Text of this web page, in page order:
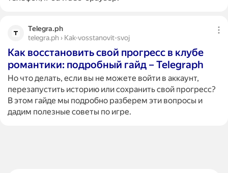
Telegra.ph
telegra.ph › Kak-vosstanovit-svoj
Как восстановить свой прогресс в клубе
романтики: подробный гайд – Telegraph
Но что делать, если вы не можете войти в аккаунт,
перезапустить историю или сохранить свой прогресс?
В этом гайде мы подробно разберем эти вопросы и
дадим полезные советы по игре.